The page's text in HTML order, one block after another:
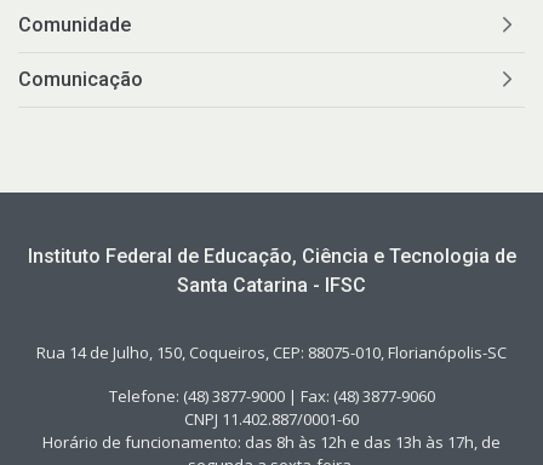
Comunidade
Comunicação
Instituto Federal de Educação, Ciência e Tecnologia de
Santa Catarina - IFSC
Rua 14 de Julho, 150, Coqueiros, CEP: 88075-010, Florianópolis-SC
Telefone: (48) 3877-9000 | Fax: (48) 3877-9060
CNPJ 11.402.887/0001-60
Horário de funcionamento: das 8h às 12h e das 13h às 17h, de